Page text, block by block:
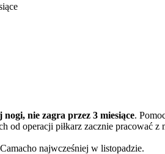
nie zagra przez 3 miesiące.
od operacji piłkarz zacznie pracować
najwcześniej w listopadzie.